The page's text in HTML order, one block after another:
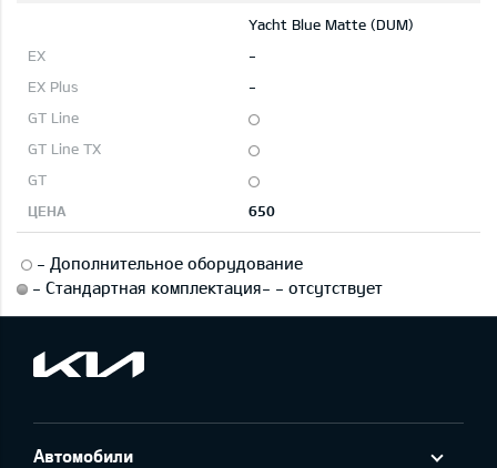
Yacht Blue Matte (DUM)
-
-
650
- Дополнительное оборудование
- Стандартная комплектация- - отсутствует
Автомобили